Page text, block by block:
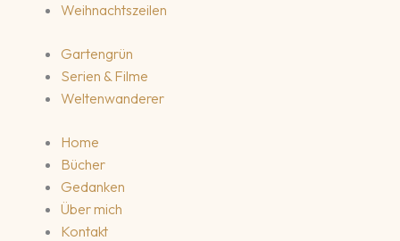
Weihnachtszeilen
Gartengrün
Serien & Filme
Weltenwanderer
Home
Bücher
Gedanken
Über mich
Kontakt